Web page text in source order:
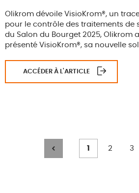
Olikrom dévoile VisioKrom®, un
pour le contrôle des traitements de
du Salon du Bourget 2025, Olikrom
présenté VisioKrom®, sa nouvelle
ACCÉDER À L'ARTICLE
Navigation
1
Page
2
3